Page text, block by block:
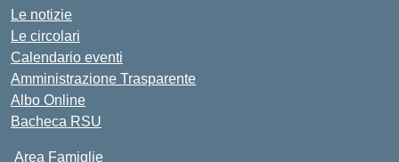
Le notizie
Le circolari
Calendario eventi
Amministrazione Trasparente
Albo Online
Bacheca RSU
Area Famiglie